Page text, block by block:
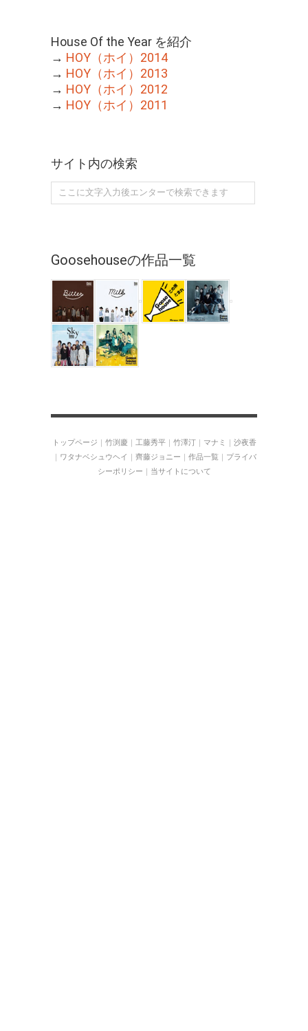
House Of the Year を紹介
→ HOY（ホイ）2014
→ HOY（ホイ）2013
→ HOY（ホイ）2012
→ HOY（ホイ）2011
サイト内の検索
Goosehouseの作品一覧
トップページ ｜ 竹渕慶 ｜ 工藤秀平｜ 竹澤汀｜ マナミ ｜ 沙夜香
｜ ワタナベシュウヘイ ｜ 齊藤ジョニー ｜ 作品一覧 ｜ プライバ
シーポリシー ｜ 当サイトについて